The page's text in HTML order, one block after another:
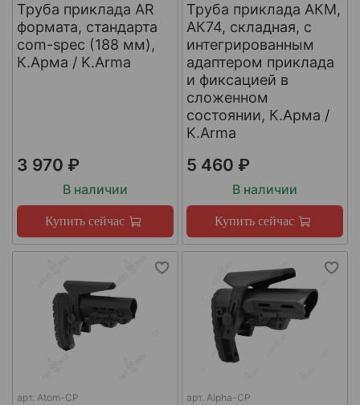
Труба приклада AR
формата, стандарта
com-spec (188 мм),
К.Арма / K.Arma
3 970 ₽
В наличии
Купить сейчас
Труба приклада АКМ,
АК74, складная, с
интегрированным
адаптером приклада
и фиксацией в
сложенном
состоянии, К.Арма /
K.Arma
5 460 ₽
В наличии
Купить сейчас
арт. Atom-CP арт. Alpha-CP